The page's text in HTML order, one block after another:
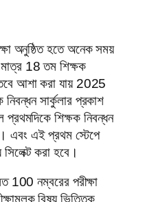
অনুষ্ঠিত হতে অনেক সময়
মাত্র 18 তম শিক্ষক
তবে আশা করা যায় 2025
সার্কুলার প্রকাশ
প্রথমদিকে শিক্ষক নিবন্ধন
এবং এই প্রথম স্টেপে
করা হবে।
100 নম্বরের পরীক্ষা
বিষয় ভিত্তিক